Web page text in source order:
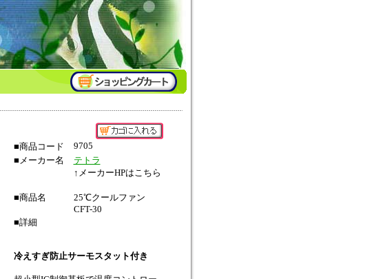
■商品コード
9705
■メーカー名
テトラ
↑メーカーHPはこちら
■商品名
25℃クールファン
CFT-30
■詳細
冷えすぎ防止サーモスタット付き